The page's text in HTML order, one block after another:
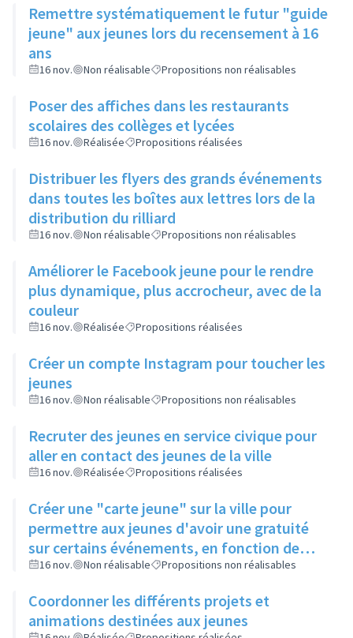
Remettre systématiquement le futur "guide
jeune" aux jeunes lors du recensement à 16
ans
16 nov. Non réalisable Propositions non réalisables
Poser des affiches dans les restaurants
scolaires des collèges et lycées
16 nov. Réalisée Propositions réalisées
Distribuer les flyers des grands événements
dans toutes les boîtes aux lettres lors de la
distribution du rilliard
16 nov. Non réalisable Propositions non réalisables
Améliorer le Facebook jeune pour le rendre
plus dynamique, plus accrocheur, avec de la
couleur
16 nov. Réalisée Propositions réalisées
Créer un compte Instagram pour toucher les
jeunes
16 nov. Non réalisable Propositions non réalisables
Recruter des jeunes en service civique pour
aller en contact des jeunes de la ville
16 nov. Réalisée Propositions réalisées
Créer une "carte jeune" sur la ville pour
permettre aux jeunes d'avoir une gratuité
sur certains événements, en fonction de
leur participation aux actions de la ville
16 nov. Non réalisable Propositions non réalisables
Coordonner les différents projets et
animations destinées aux jeunes